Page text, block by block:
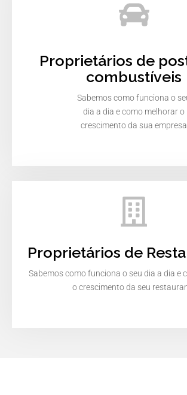
Proprietários de
combustíveis
Sabemos como funciona o
dia a dia e como melhorar o
crescimento da sua empresa
Proprietários de
Sabemos como funciona o seu dia a dia e
o crescimento da seu